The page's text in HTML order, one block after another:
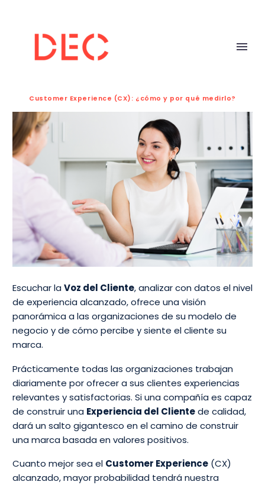
Customer Experience (CX): ¿cómo y por qué medirlo?
Escuchar la Voz del Cliente, analizar con datos el nivel
de experiencia alcanzado, ofrece una visión
panorámica a las organizaciones de su modelo de
negocio y de cómo percibe y siente el cliente su
marca.
Prácticamente todas las organizaciones trabajan
diariamente por ofrecer a sus clientes experiencias
relevantes y satisfactorias. Si una compañía es capaz
de construir una Experiencia del Clientede calidad,
dará un salto gigantesco en el camino de construir
una marca basada en valores positivos.
Cuanto mejor sea el Customer Experience (CX)
alcanzado, mayor probabilidad tendrá nuestra